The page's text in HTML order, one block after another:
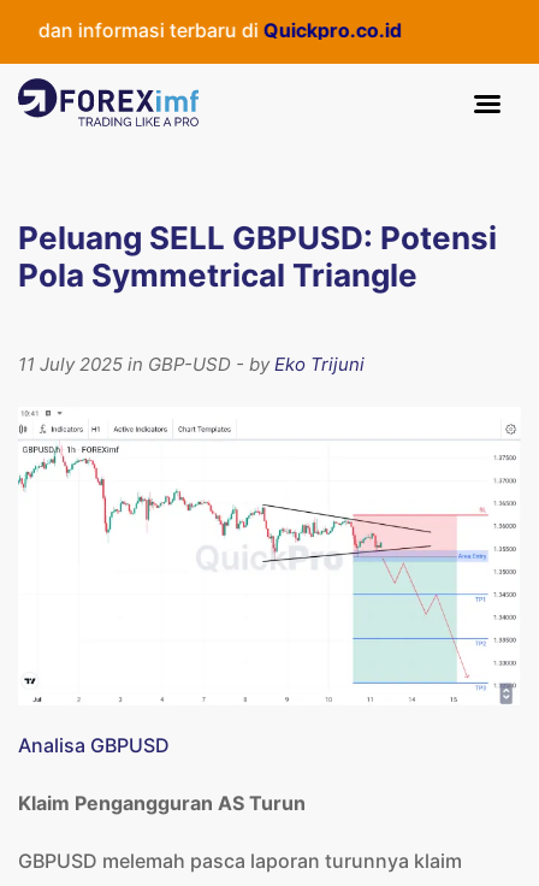
informasi terbaru diQuickpro.co.id
Peluang SELL GBPUSD: Potensi
Pola Symmetrical Triangle
11 July 2025 in GBP-USD - byEko Trijuni
Analisa GBPUSD
Klaim Pengangguran AS Turun
GBPUSD melemah pasca laporan turunnya klaim